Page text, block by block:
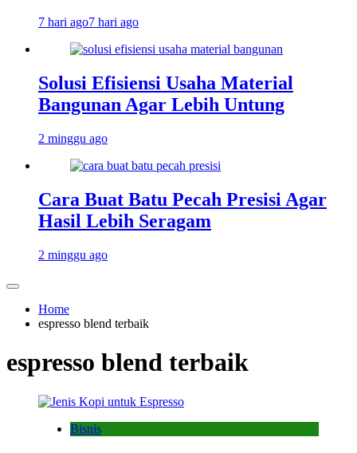
7 hari ago7 hari ago
Solusi Efisiensi Usaha Material
Bangunan Agar Lebih Untung
2 minggu ago
Cara Buat Batu Pecah Presisi Agar
Hasil Lebih Seragam
2 minggu ago
Home
espresso blend terbaik
espresso blend terbaik
Bisnis